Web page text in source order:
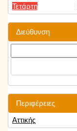
Τετάρτη
Διεύθυνση
Περιφέρειες
Αττικής